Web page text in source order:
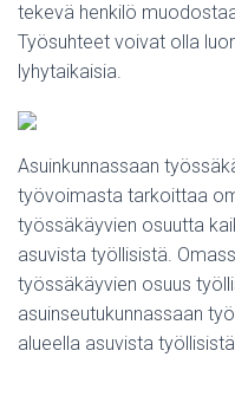
tekevä henkilö
Työsuhteet voivat olla
lyhytaikaisia.
Asuinkunnassaan
työvoimasta tarkoittaa
työssäkäyvien osuutta
asuvista työllisistä.
työssäkäyvien osuus
asuinseutukunnassaan
alueella asuvista